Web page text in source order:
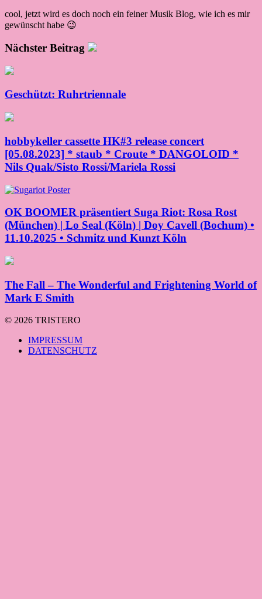
cool, jetzt wird es doch noch ein feiner Musik Blog, wie ich es mir
gewünscht habe 😉
Nächster Beitrag
Geschützt: Ruhrtriennale
hobbykeller cassette HK#3 release concert
[05.08.2023] * staub * Croute * DANGOLOID *
Nils Quak/Sisto Rossi/Mariela Rossi
OK BOOMER präsentiert Suga Riot: Rosa Rost
(München) | Lo Seal (Köln) | Doy Cavell (Bochum) •
11.10.2025 • Schmitz und Kunzt Köln
The Fall – The Wonderful and Frightening World of
Mark E Smith
© 2026 TRISTERO
IMPRESSUM
DATENSCHUTZ